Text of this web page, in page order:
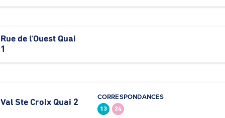
Rue de l'Ouest Quai
1
Val Ste Croix Quai 2
CORRESPONDANCES
13 24